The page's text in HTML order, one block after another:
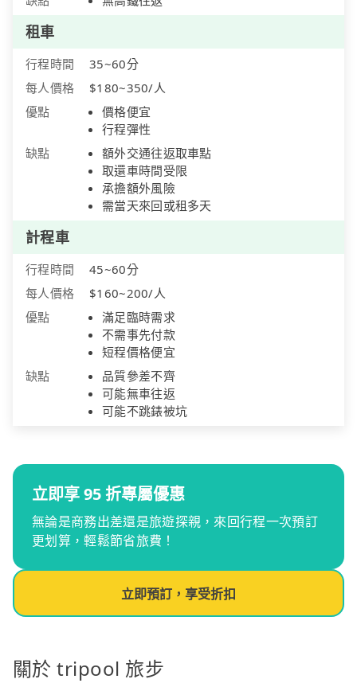
租車
行程時間
35~60分
每人價格
$180~350/人
優點
價格便宜
行程彈性
缺點
額外交通往返取車點
取還車時間受限
承擔額外風險
需當天來回或租多天
計程車
行程時間
45~60分
每人價格
$160~200/人
優點
滿足臨時需求
不需事先付款
短程價格便宜
缺點
品質參差不齊
可能無車往返
可能不跳錶被坑
立即享 95 折專屬優惠
無論是商務出差還是旅遊探親，來回行程一次預訂
更划算，輕鬆節省旅費！
立即預訂，享受折扣
關於 tripool 旅步